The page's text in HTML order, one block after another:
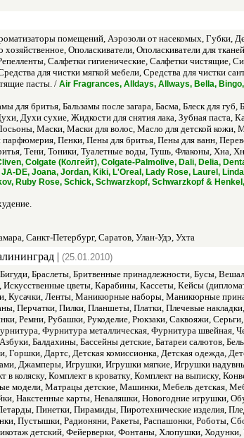
помещений, Аэрозоли от насекомых, Губки,
Ополаскиватели, Ополаскиватели для
Салфетки гигиенические, Салфетки чистящие,
для чистки мягкой мебели, Средства для чистки
пасты. / Air Fragrances, Alldays, Allways, Bella,
для бритья, Бальзамы после загара, Басма, Блеск для губ,
Духи сухие, Жидкости для снятия лака, Зубная
Маски, Маски для волос, Масло для детской
Пенки, Пены для бритья, Пены для ванн,
Тени, Тоники, Туалетные воды, Тушь, Флаконы, Хна,
Colgate (Колгейт), Colgate-Palmolive, Dali, Delia,
DE, Joana, Jordan, Kiki, L'Oreal, Lady Rose, Laurel,
Ruby Rose, Schick, Schwarzkopf, Schwarzkopf &
Санкт-Петербург, Саратов, Улан-Удэ, Ухта
| (25.01.2010)
Браслеты, Бритвенные принадлежности, Бусы,
Искусственные цветы, Карабины, Кассеты, Кейсы
Кусачки, Ленты, Маникюрные наборы, Маникюрные
Перчатки, Пилки, Планшеты, Платки, Плечевые
Ремни, Рубашки, Рукоделие, Рюкзаки, Саквояжи,
Фурнитура металлическая, Фурнитура
Балдахины, Бассейны детские, Батареи салютов,
Дартс, Детская комиссионка, Детская одежда,
Джамперы, Игрушки, Игрушки мягкие, Игрушки
коляску, Комплект в кроватку, Комплект на выписку,
модели, Матрацы детские, Машинки, Мебель детская,
Накстенные карты, Неваляшки, Новогодние игрушки,
Пинетки, Пирамиды, Пиротехнические изделия,
Пустышки, Радионяни, Ракеты, Распашонки, Роботы,
детский, Фейерверки, Фонтаны, Хлопушки,